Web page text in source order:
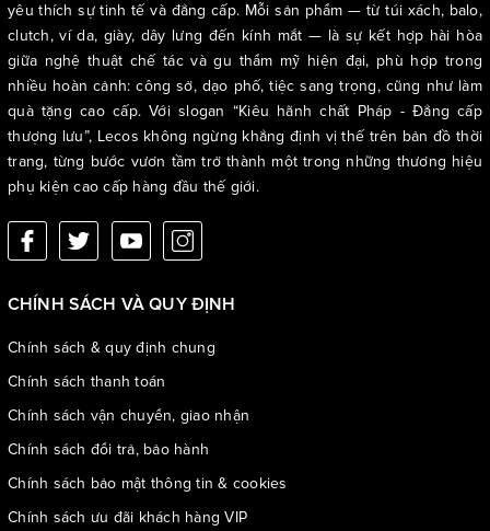
Gót giày cao 7cm tạo nên một diện mạo vô cùng cuốn hút, là
bản phối lý tưởng cho nàng với bất kì trang phục nào
yêu thích sự tinh tế và đẳng cấp. Mỗi sản phẩm — từ túi xách, balo,
clutch, ví da, giày, dây lưng đến kính mắt — là sự kết hợp hài hòa
giữa nghệ thuật chế tác và gu thẩm mỹ hiện đại, phù hợp trong
nhiều hoàn cảnh: công sở, dạo phố, tiệc sang trọng, cũng như làm
quà tặng cao cấp. Với slogan “Kiêu hãnh chất Pháp - Đẳng cấp
thượng lưu”, Lecos không ngừng khẳng định vị thế trên bản đồ thời
trang, từng bước vươn tầm trở thành một trong những thương hiệu
phụ kiện cao cấp hàng đầu thế giới.
CHÍNH SÁCH VÀ QUY ĐỊNH
Chính sách & quy định chung
Chính sách thanh toán
Chính sách vận chuyển, giao nhận
Chính sách đổi trả, bảo hành
Chính sách bảo mật thông tin & cookies
Chính sách ưu đãi khách hàng VIP